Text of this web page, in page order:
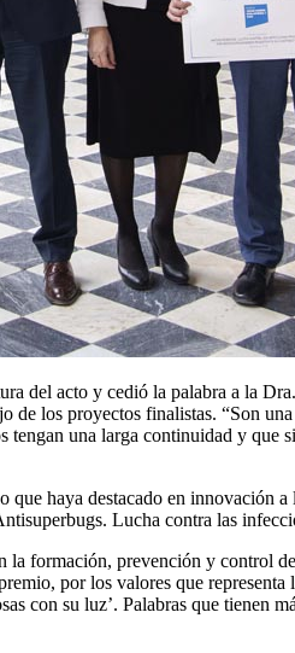
del acto y cedió la palabra a la
los proyectos finalistas. “Son
una larga continuidad y
haya destacado en
Lucha contra las
formación, prevención y control
por los valores que
con su luz’. Palabras que tienen